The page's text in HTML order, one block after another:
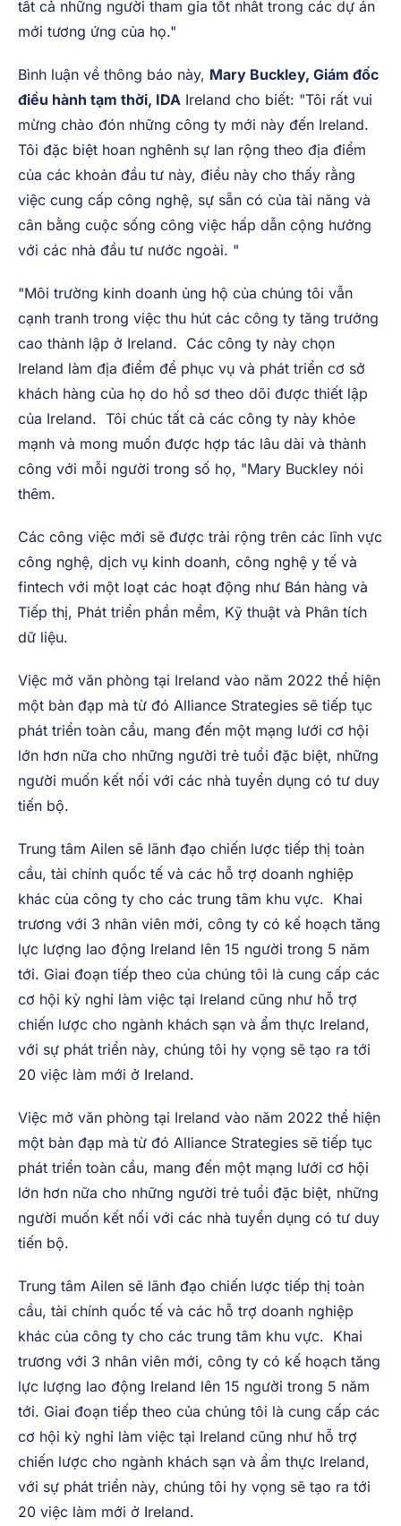
như một lựa chọn chiến lược tuyệt vời cho kinh doanh
tôi về tài năng đa dạng và có tay nghề cao. Tôi chúc
tất cả những người tham gia tốt nhất trong các dự án
mới tương ứng của họ."
Bình luận về thông báo này,Mary Buckley, Giám đốc
điều hành tạm thời, IDAIreland cho biết: "Tôi rất vui
mừng chào đón những công ty mới này đến Ireland.
Tôi đặc biệt hoan nghênh sự lan rộng theo địa điểm
việc cung cấp công nghệ, sự sẵn có của tài năng và
cân bằng cuộc sống công việc hấp dẫn cộng hưởng
với các nhà đầu tư nước ngoài. "
"Môi trường kinh doanh ủng hộ của chúng tôi vẫn
cạnh tranh trong việc thu hút các công ty tăng trưởng
cao thành lập ở Ireland. Các công ty này chọn
Ireland làm địa điểm để phục vụ và phát triển cơ sở
khách hàng của họ do hồ sơ theo dõi được thiết lập
mạnh và mong muốn được hợp tác lâu dài và thành
công với mỗi người trong số họ, "Mary Buckley nói
thêm.
Các công việc mới sẽ được trải rộng trên các lĩnh vực
fintech với một loạt các hoạt động như Bán hàng và
Tiếp thị, Phát triển phần mềm, Kỹ thuật và Phân tích
dữ liệu.
Việc mở văn phòng tại Ireland vào năm 2022 thể hiện
một bàn đạp mà từ đó Alliance Strategies sẽ tiếp tục
lớn hơn nữa cho những người trẻ tuổi đặc biệt, những
người muốn kết nối với các nhà tuyển dụng có tư duy
tiến bộ.
Trung tâm Ailen sẽ lãnh đạo chiến lược tiếp thị toàn
cầu, tài chính quốc tế và các hỗ trợ doanh nghiệp
khác của công ty cho các trung tâm khu vực. Khai
trương với 3 nhân viên mới, công ty có kế hoạch tăng
lực lượng lao động Ireland lên 15 người trong 5 năm
tới. Giai đoạn tiếp theo của chúng tôi là cung cấp các
chiến lược cho ngành khách sạn và ẩm thực Ireland,
với sự phát triển này, chúng tôi hy vọng sẽ tạo ra tới
20 việc làm mới ở Ireland.
Việc mở văn phòng tại Ireland vào năm 2022 thể hiện
một bàn đạp mà từ đó Alliance Strategies sẽ tiếp tục
lớn hơn nữa cho những người trẻ tuổi đặc biệt, những
người muốn kết nối với các nhà tuyển dụng có tư duy
tiến bộ.
Trung tâm Ailen sẽ lãnh đạo chiến lược tiếp thị toàn
cầu, tài chính quốc tế và các hỗ trợ doanh nghiệp
khác của công ty cho các trung tâm khu vực. Khai
trương với 3 nhân viên mới, công ty có kế hoạch tăng
lực lượng lao động Ireland lên 15 người trong 5 năm
tới. Giai đoạn tiếp theo của chúng tôi là cung cấp các